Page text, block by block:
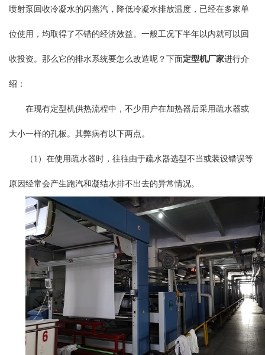
喷射泵回收冷凝水的闪蒸汽，降低冷凝水排放温度，已经在多家单
位使用，均取得了不错的经济效益。一般工况下半年以内就可以回
收投资。那么它的排水系统要怎么改造呢？下面定型机厂家进行介
绍：
在现有定型机供热流程中，不少用户在加热器后采用疏水器或
大小一样的孔板。其弊病有以下两点。
（1）在使用疏水器时，往往由于疏水器选型不当或装设错误等
原因经常会产生跑汽和凝结水排不出去的异常情况。